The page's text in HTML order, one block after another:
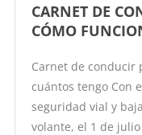
CARNET DE
CÓMO
Carnet de conducir
cuántos tengo Con
seguridad vial y
volante, el 1 de